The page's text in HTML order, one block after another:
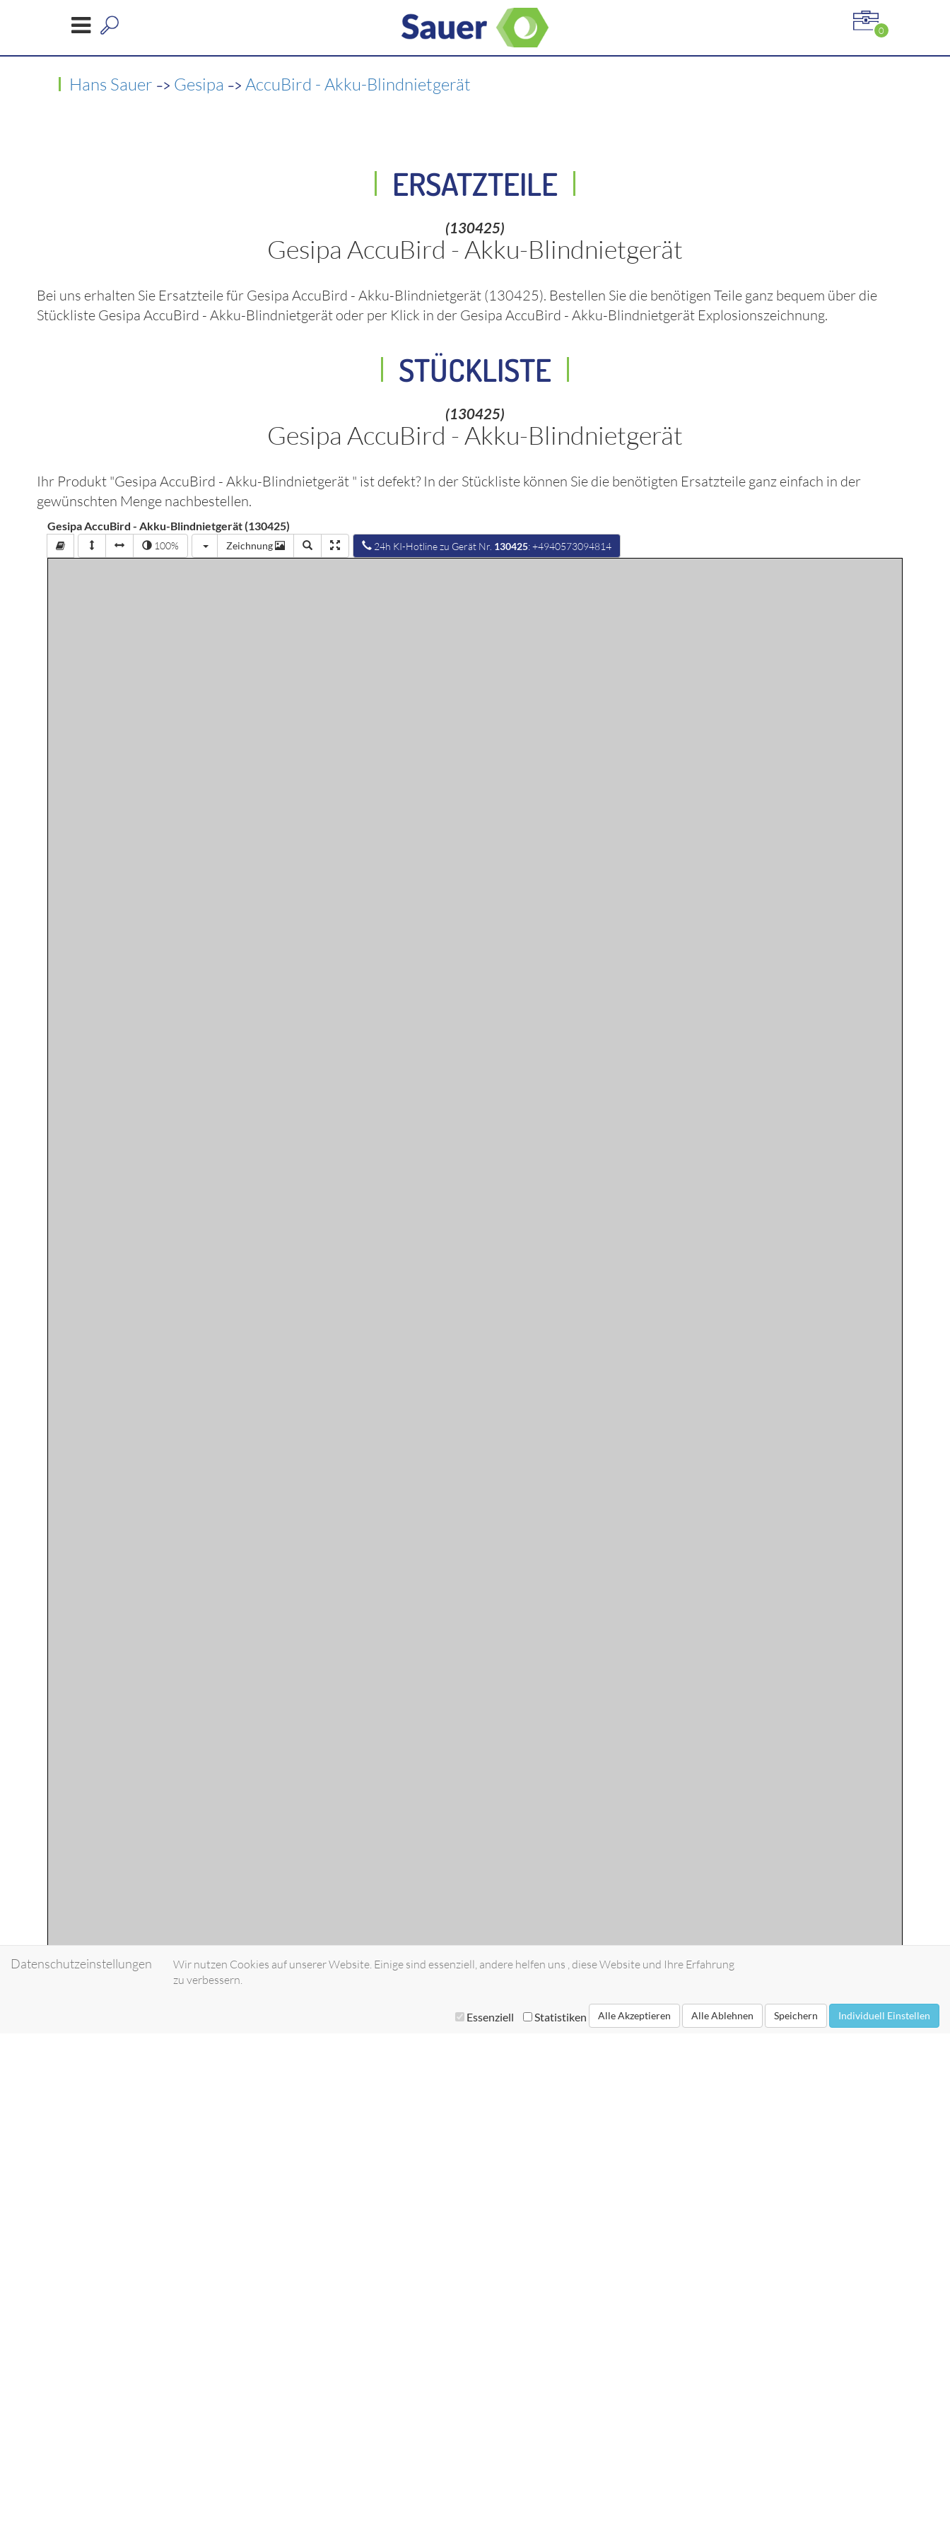
0
Hans Sauer -> Gesipa ->AccuBird - Akku-Blindnietgerät
ERSATZTEILE
(130425)
Gesipa AccuBird - Akku-Blindnietgerät
Bei uns erhalten Sie Ersatzteile für Gesipa AccuBird - Akku-Blindnietgerät (130425). Bestellen Sie die benötigen Teile ganz bequem über die
Stückliste Gesipa AccuBird - Akku-Blindnietgerät oder per Klick in der Gesipa AccuBird - Akku-Blindnietgerät Explosionszeichnung.
STÜCKLISTE
(130425)
Gesipa AccuBird - Akku-Blindnietgerät
Ihr Produkt "Gesipa AccuBird - Akku-Blindnietgerät " ist defekt? In der Stückliste können Sie die benötigten Ersatzteile ganz einfach in der
gewünschten Menge nachbestellen.
Gesipa AccuBird - Akku-Blindnietgerät (130425)
100% Zeichnung 24h KI-Hotline zu Gerät Nr. 130425: +4940573094814
Datenschutzeinstellungen
Wir nutzen Cookies auf unserer Website. Einige sind essenziell, andere helfen uns , diese Website und Ihre Erfahrung
zu verbessern.
Essenziell Statistiken Alle Akzeptieren Alle Ablehnen Speichern Individuell Einstellen